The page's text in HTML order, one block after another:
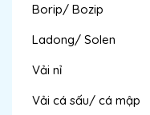
Borip/ Bozip
Ladong/ Solen
Vải nỉ
Vải cá sấu/ cá mập